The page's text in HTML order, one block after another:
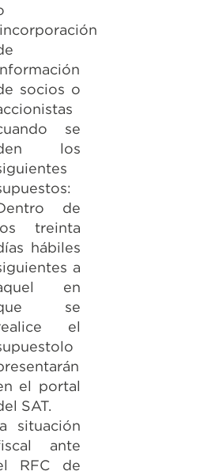
incorporación
socios o
se
los
de
treinta
hábiles
a
en
se
el
el portal
SAT.
situación
ante
RFC de